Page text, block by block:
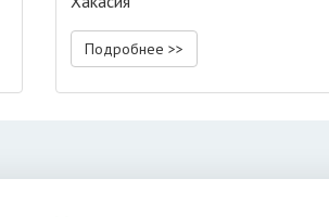
Подробнее >>